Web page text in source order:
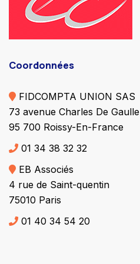
Coordonnées
FIDCOMPTA UNION SAS
73 avenue Charles De Gaulle
95 700 Roissy-En-France
01 34 38 32 32
EB Associés
4 rue de Saint-quentin
75010 Paris
01 40 34 54 20